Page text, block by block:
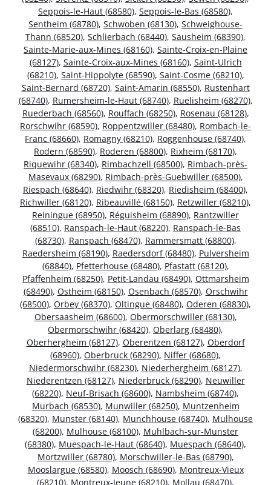
Seppois-le-Haut (68580), Seppois-le-Bas (68580),
Sentheim (68780), Schwoben (68130), Schweighouse-
Thann (68520), Schlierbach (68440), Sausheim (68390),
Sainte-Marie-aux-Mines (68160), Sainte-Croix-en-Plaine
(68127), Sainte-Croix-aux-Mines (68160), Saint-Ulrich
(68210), Saint-Hippolyte (68590), Saint-Cosme (68210),
Saint-Bernard (68720), Saint-Amarin (68550), Rustenhart
(68740), Rumersheim-le-Haut (68740), Ruelisheim (68270),
Ruederbach (68560), Rouffach (68250), Rosenau (68128),
Rorschwihr (68590), Roppentzwiller (68480), Rombach-le-
Franc (68660), Romagny (68210), Roggenhouse (68740),
Rodern (68590), Roderen (68800), Rixheim (68170),
Riquewihr (68340), Rimbachzell (68500), Rimbach-près-
Masevaux (68290), Rimbach-près-Guebwiller (68500),
Riespach (68640), Riedwihr (68320), Riedisheim (68400),
Richwiller (68120), Ribeauvillé (68150), Retzwiller (68210),
Reiningue (68950), Réguisheim (68890), Rantzwiller
(68510), Ranspach-le-Haut (68220), Ranspach-le-Bas
(68730), Ranspach (68470), Rammersmatt (68800),
Raedersheim (68190), Raedersdorf (68480), Pulversheim
(68840), Pfetterhouse (68480), Pfastatt (68120),
Pfaffenheim (68250), Petit-Landau (68490), Ottmarsheim
(68490), Ostheim (68150), Osenbach (68570), Orschwihr
(68500), Orbey (68370), Oltingue (68480), Oderen (68830),
Obersaasheim (68600), Obermorschwiller (68130),
Obermorschwihr (68420), Oberlarg (68480),
Oberhergheim (68127), Oberentzen (68127), Oberdorf
(68960), Oberbruck (68290), Niffer (68680),
Niedermorschwihr (68230), Niederhergheim (68127),
Niederentzen (68127), Niederbruck (68290), Neuwiller
(68220), Neuf-Brisach (68600), Nambsheim (68740),
Murbach (68530), Munwiller (68250), Muntzenheim
(68320), Munster (68140), Munchhouse (68740), Mulhouse
(68200), Mulhouse (68100), Muhlbach-sur-Munster
(68380), Muespach-le-Haut (68640), Muespach (68640),
Mortzwiller (68780), Morschwiller-le-Bas (68790),
Mooslargue (68580), Moosch (68690), Montreux-Vieux
(68210), Montreux-Jeune (68210), Mollau (68470),